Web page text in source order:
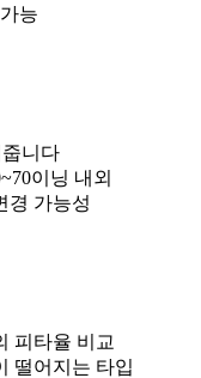
능
니다
이닝 내외
경 가능성
피타율 비교
떨어지는 타입